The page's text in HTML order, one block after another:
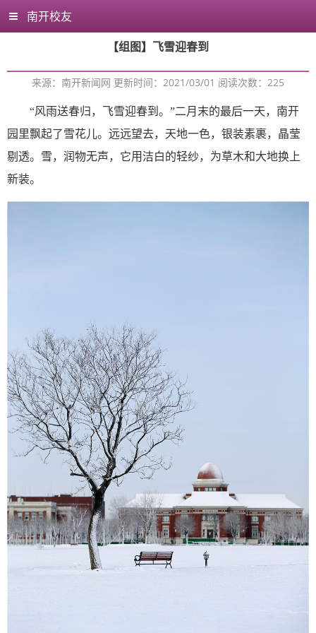
南开校友
【组图】飞雪迎春到
来源：南开新闻网 更新时间：2021/03/01 阅读次数： 225
“风雨送春归，飞雪迎春到。”二月末的最后一天，南开
园里飘起了雪花儿。远远望去，天地一色，银装素裹，晶莹
剔透。雪，润物无声，它用洁白的轻纱，为草木和大地换上
新装。